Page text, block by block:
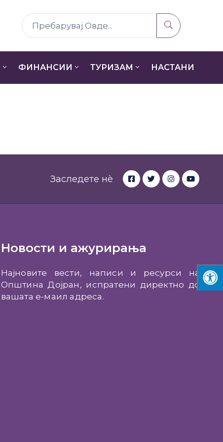
ФИНАНСИИ ТУРИЗАМ НАСТАНИ
Заследете нè
Новости и ажурирања
Најновите вести, написи и ресурси на
Општина Дојран, испратени директно до
вашата е-маил адреса.